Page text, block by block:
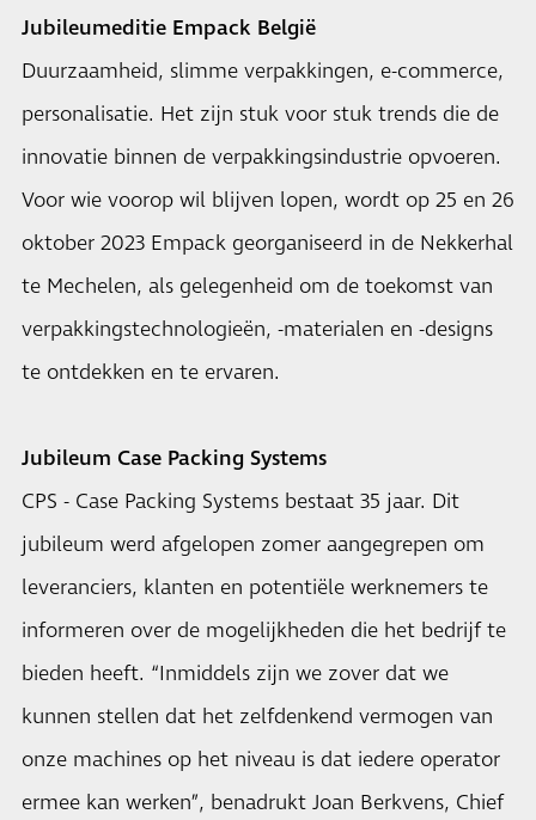
Jubileumeditie Empack België
Duurzaamheid, slimme verpakkingen, e-commerce,
personalisatie. Het zijn stuk voor stuk trends die de
innovatie binnen de verpakkingsindustrie opvoeren.
Voor wie voorop wil blijven lopen, wordt op 25 en 26
oktober 2023 Empack georganiseerd in de Nekkerhal
te Mechelen, als gelegenheid om de toekomst van
verpakkingstechnologieën, -materialen en -designs
te ontdekken en te ervaren.
Jubileum Case Packing Systems
CPS - Case Packing Systems bestaat 35 jaar. Dit
jubileum werd afgelopen zomer aangegrepen om
leveranciers, klanten en potentiële werknemers te
informeren over de mogelijkheden die het bedrijf te
bieden heeft. “Inmiddels zijn we zover dat we
kunnen stellen dat het zelfdenkend vermogen van
onze machines op het niveau is dat iedere operator
ermee kan werken”, benadrukt Joan Berkvens, Chief